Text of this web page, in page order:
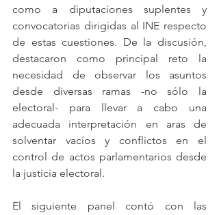
como a diputaciones suplentes y
convocatorias dirigidas al INE respecto
de estas cuestiones. De la discusión,
destacaron como principal reto la
necesidad de observar los asuntos
desde diversas ramas -no sólo la
electoral- para llevar a cabo una
adecuada interpretación en aras de
solventar vacíos y conflictos en el
control de actos parlamentarios desde
la justicia electoral.
El siguiente panel contó con las